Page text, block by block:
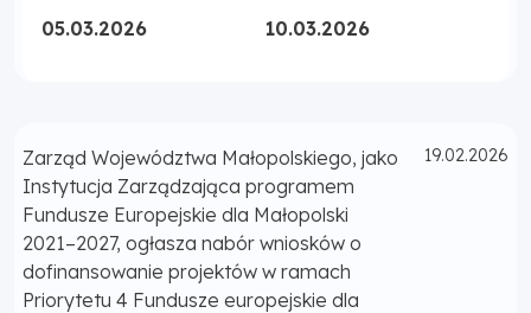
05.03.2026 10.03.2026
Zarząd Województwa Małopolskiego, jako
Instytucja Zarządzająca programem
Fundusze Europejskie dla Małopolski
2021–2027, ogłasza nabór wniosków o
dofinansowanie projektów w ramach
Priorytetu 4 Fundusze europejskie dla
19.02.2026